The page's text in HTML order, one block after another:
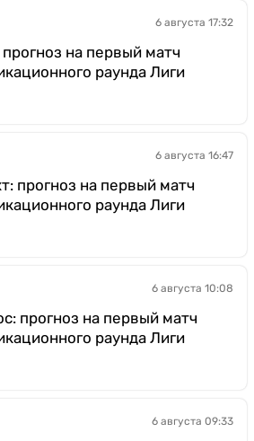
6 августа 17:32
на первый матч
раунда Лиги
6 августа 16:47
прогноз на первый матч
раунда Лиги
6 августа 10:08
прогноз на первый матч
раунда Лиги
6 августа 09:33